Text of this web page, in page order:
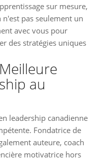
sur mesure,
pas seulement un
avec vous pour
des stratégies uniques
au
leadership canadienne
Fondatrice de
auteure, coach
motivatrice hors